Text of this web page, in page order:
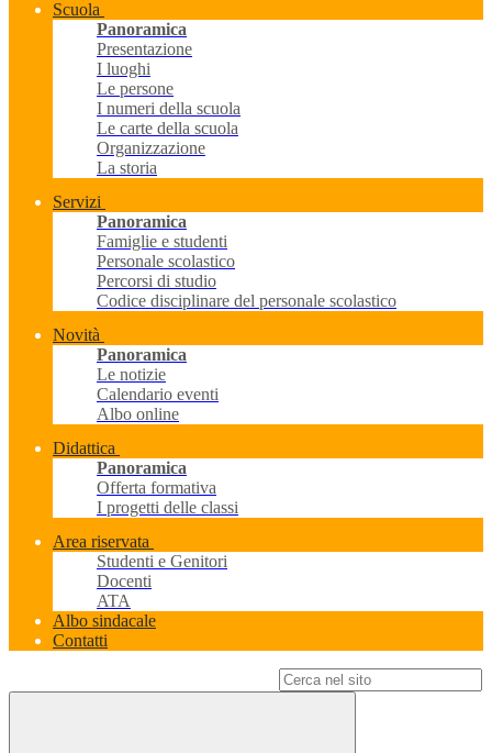
Scuola
Panoramica
Presentazione
I luoghi
Le persone
I numeri della scuola
Le carte della scuola
Organizzazione
La storia
Servizi
Panoramica
Famiglie e studenti
Personale scolastico
Percorsi di studio
Codice disciplinare del personale scolastico
Novità
Panoramica
Le notizie
Calendario eventi
Albo online
Didattica
Panoramica
Offerta formativa
I progetti delle classi
Area riservata
Studenti e Genitori
Docenti
ATA
Albo sindacale
Contatti